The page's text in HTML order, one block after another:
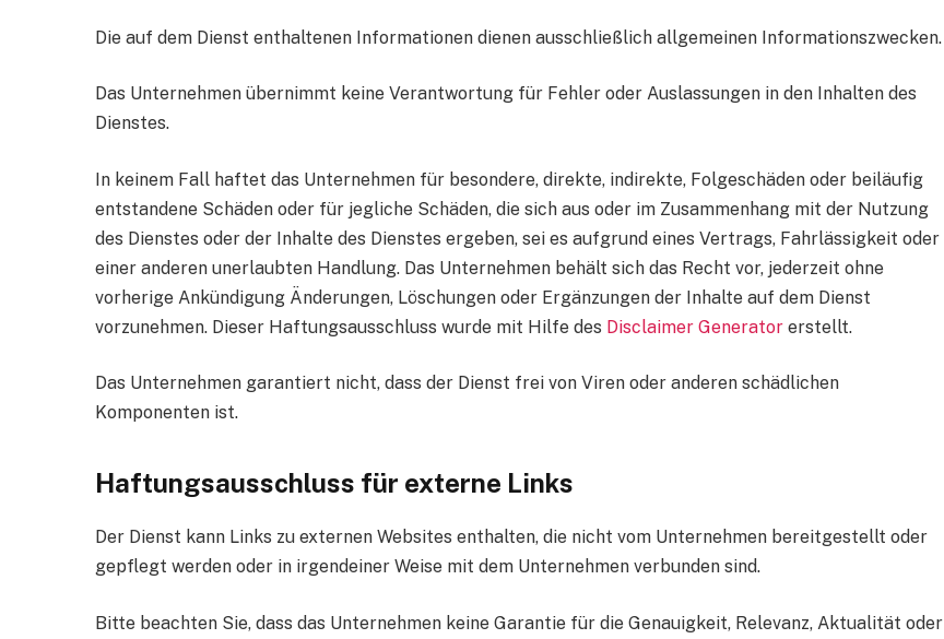
Die auf dem Dienst enthaltenen Informationen dienen ausschließlich allgemeinen Informationszwecken.
Das Unternehmen übernimmt keine Verantwortung für Fehler oder Auslassungen in den Inhalten des
Dienstes.
In keinem Fall haftet das Unternehmen für besondere, direkte, indirekte, Folgeschäden oder beiläufig
entstandene Schäden oder für jegliche Schäden, die sich aus oder im Zusammenhang mit der Nutzung
des Dienstes oder der Inhalte des Dienstes ergeben, sei es aufgrund eines Vertrags, Fahrlässigkeit oder
einer anderen unerlaubten Handlung. Das Unternehmen behält sich das Recht vor, jederzeit ohne
vorherige Ankündigung Änderungen, Löschungen oder Ergänzungen der Inhalte auf dem Dienst
vorzunehmen. Dieser Haftungsausschluss wurde mit Hilfe des Disclaimer Generator erstellt.
Das Unternehmen garantiert nicht, dass der Dienst frei von Viren oder anderen schädlichen
Komponenten ist.
Haftungsausschluss für externe Links
Der Dienst kann Links zu externen Websites enthalten, die nicht vom Unternehmen bereitgestellt oder
gepflegt werden oder in irgendeiner Weise mit dem Unternehmen verbunden sind.
Bitte beachten Sie, dass das Unternehmen keine Garantie für die Genauigkeit, Relevanz, Aktualität oder